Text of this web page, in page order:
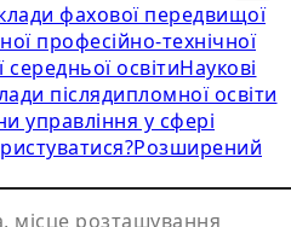
фахової передвищої
професійно-технічної
освітиНаукові
післядипломної освіти
управління у сфері
Розширений